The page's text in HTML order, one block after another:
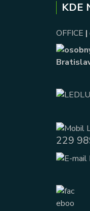
KDE
OFFICE |
229